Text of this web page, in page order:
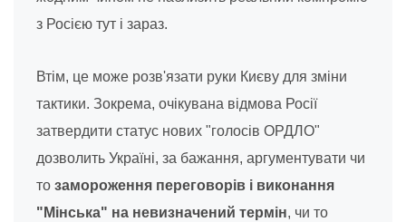
з Росією тут і зараз.
Втім, це може розв'язати руки Києву для зміни
тактики. Зокрема, очікувана відмова Росії
затвердити статус нових "голосів ОРДЛО"
дозволить Україні, за бажання, аргументувати чи
то замороження переговорів і виконання
"Мінська" на невизначений термін, чи то